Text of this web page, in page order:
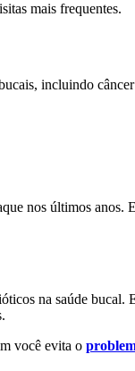
mais frequentes.
incluindo
nos últimos anos.
na saúde bucal.
você evita o